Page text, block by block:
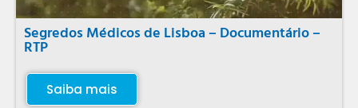
Segredos Médicos de Lisboa – Documentário –
RTP
Saiba mais